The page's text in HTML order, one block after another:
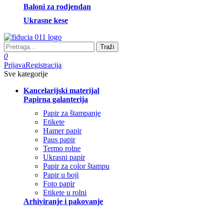
Baloni za rodjendan
Ukrasne kese
Traži
0
PrijavaRegistracija
Sve kategorije
Kancelarijski materijal
Papirna galanterija
Papir za štampanje
Etikete
Hamer papir
Paus papir
Termo rolne
Ukrasni papir
Papir za color štampu
Papir u boji
Foto papir
Etikete u rolni
Arhiviranje i pakovanje